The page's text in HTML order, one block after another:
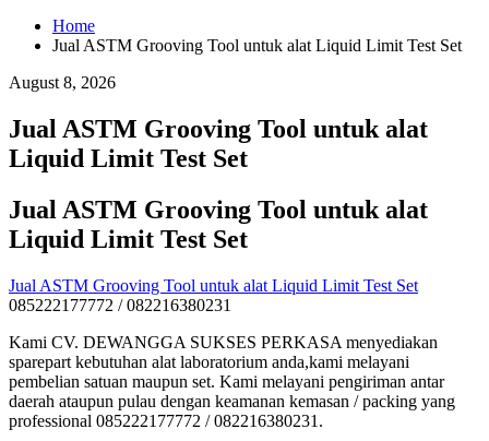
Home
Jual ASTM Grooving Tool untuk alat Liquid Limit Test Set
August 8, 2026
Jual ASTM Grooving Tool untuk alat
Liquid Limit Test Set
Jual ASTM Grooving Tool untuk alat
Liquid Limit Test Set
Jual ASTM Grooving Tool untuk alat Liquid Limit Test Set
085222177772 / 082216380231
Kami CV. DEWANGGA SUKSES PERKASA menyediakan
sparepart kebutuhan alat laboratorium anda,kami melayani
pembelian satuan maupun set. Kami melayani pengiriman antar
daerah ataupun pulau dengan keamanan kemasan / packing yang
professional 085222177772 / 082216380231.